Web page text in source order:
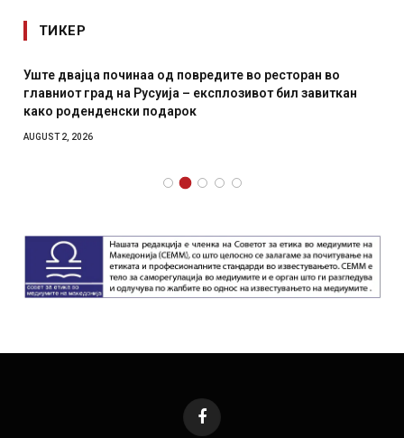
ТИКЕР
Уште двајца починаа од повредите во ресторан во
главниот град на Русуија – експлозивот бил завиткан
како роденденски подарок
AUGUST 2, 2026
Facebook